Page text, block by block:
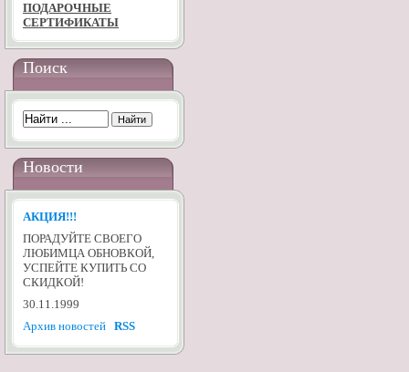
ПОДАРОЧНЫЕ
СЕРТИФИКАТЫ
Поиск
Новости
АКЦИЯ!!!
ПОРАДУЙТЕ СВОЕГО
ЛЮБИМЦА ОБНОВКОЙ,
УСПЕЙТЕ КУПИТЬ СО
СКИДКОЙ!
30.11.1999
Архив новостей RSS